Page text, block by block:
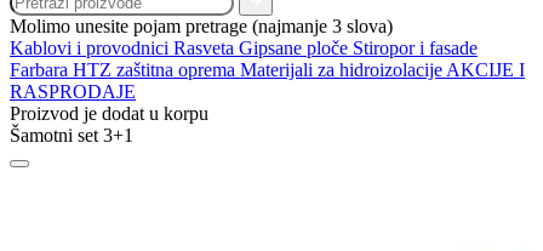
Molimo unesite pojam pretrage (najmanje 3 slova)
Kablovi i provodnici Rasveta Gipsane ploče Stiropor i fasade
Farbara HTZ zaštitna oprema Materijali za hidroizolacije AKCIJE I
RASPRODAJE
Proizvod je dodat u korpu
Šamotni set 3+1